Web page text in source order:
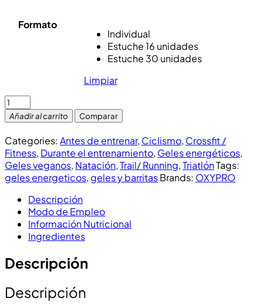
Formato
Individual
Estuche 16 unidades
Estuche 30 unidades
Limpiar
Añadir al carrito Comparar
Categories: Antes de entrenar, Ciclismo, Crossfit /
Fitness, Durante el entrenamiento, Geles energéticos,
Geles veganos, Natación,Trail/ Running,TriatlónTags:
geles energeticos,geles y barritasBrands: OXYPRO
Descripción
Modo de Empleo
Información Nutricional
Ingredientes
Descripción
Descripción